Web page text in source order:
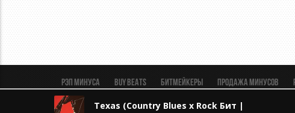
Texas (Country Blues x Rock Бит | Кантри
Рэп минуса BUY BEATS Битмейкеры Продажа минусов
Пользовательское соглашение